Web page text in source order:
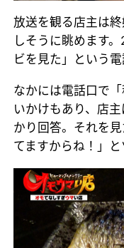
放送を観る店主は
しそうに眺めます
ビを見た」という
なかには電話口で
いかけもあり、店
かり回答。それを
てますからね！」と